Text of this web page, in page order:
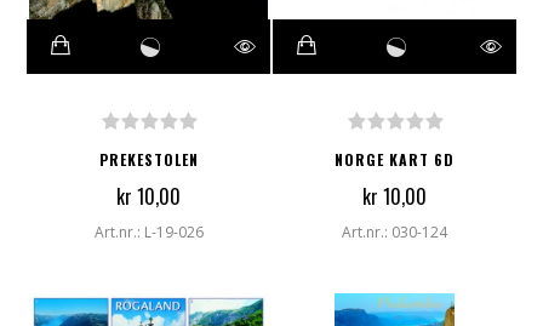
PREKESTOLEN
kr 10,00
Art.nr.: L-19-026
NORGE KART 6D
kr 10,00
Art.nr.: 030-124